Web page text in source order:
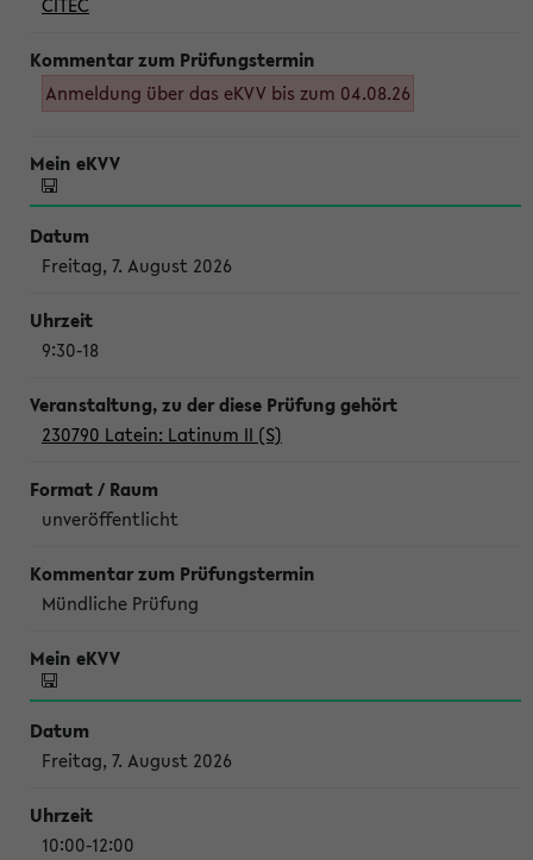
Anmeldung über das eKVV bis zum 04.08.26
Freitag, 7. August 2026
9:30-18
230790 Latein: Latinum II (S)
unveröffentlicht
Mündliche Prüfung
Freitag, 7. August 2026
10:00-12:00